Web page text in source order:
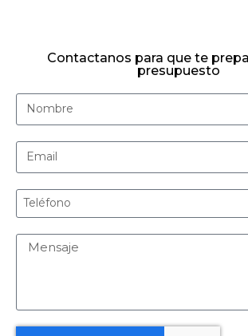
Contactanos para que te
presupuesto